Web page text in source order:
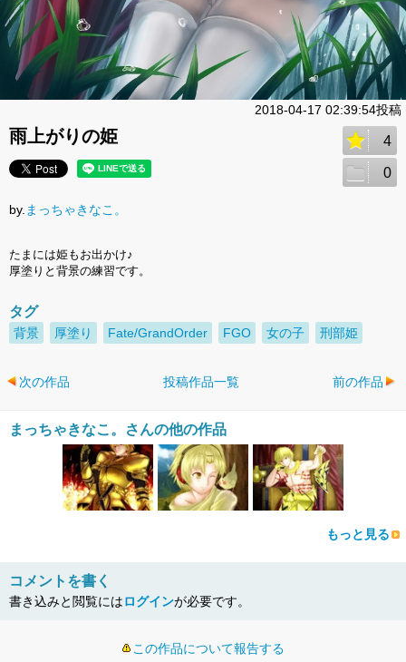
2018-04-17 02:39:54投稿
雨上がりの姫 4
0
by. まっちゃきなこ。
たまには姫もお出かけ♪
厚塗りと背景の練習です。
タグ
背景 厚塗り Fate/GrandOrder FGO 女の子 刑部姫
次の作品 投稿作品一覧 前の作品
まっちゃきなこ。さんの他の作品
もっと見る
コメントを書く
書き込みと閲覧にはログインが必要です。
この作品について報告する